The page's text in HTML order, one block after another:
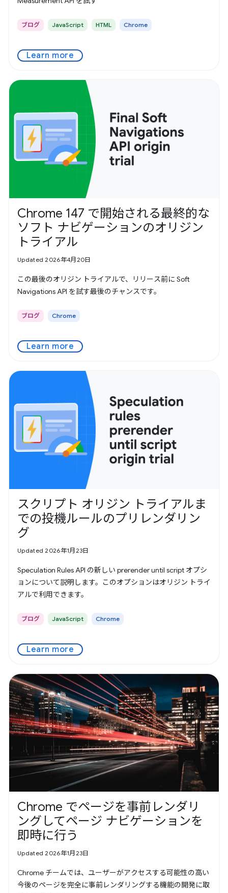
ブログ JavaScript HTML Chrome
Learn more
Chrome 147 で開始される最終的な
ソフト ナビゲーションのオリジン
トライアル
Updated 2026年4月20日
この最後のオリジン トライアルで、リリース前に Soft
Navigations API を試す最後のチャンスです。
ブログ Chrome
Learn more
スクリプト オリジン トライアルま
での投機ルールのプリレンダリン
グ
Updated 2026年1月23日
Speculation Rules API の新しい prerender until script オプシ
ョンについて説明します。このオプションはオリジン トライ
アルで利用できます。
ブログ JavaScript Chrome
Learn more
Chrome でページを事前レンダリ
ングしてページ ナビゲーションを
即時に行う
Updated 2026年1月23日
Chrome チームでは、ユーザーがアクセスする可能性の高い
今後のページを完全に事前レンダリングする機能の開発に取